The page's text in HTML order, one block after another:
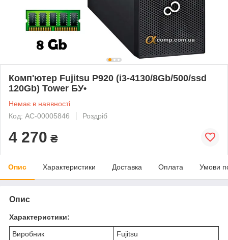
Комп'ютер Fujitsu P920 (i3-4130/8Gb/500/ssd
120Gb) Tower БУ•
Немає в наявності
Код: AC-00005846
Роздріб
4 270 ₴
Опис Характеристики Доставка Оплата Умови
Опис
Характеристики:
Виробник
Fujitsu